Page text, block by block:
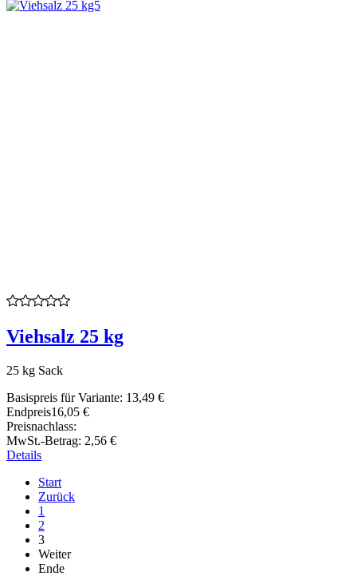
Viehsalz 25 kg
25 kg Sack
Basispreis für Variante: 13,49 €
Endpreis16,05 €
Preisnachlass:
MwSt.-Betrag: 2,56 €
Details
Start
Zurück
1
2
3
Weiter
Ende